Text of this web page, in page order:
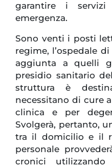
garantire i
emergenza.
Sono venti i posti
regime, l’ospedale
aggiunta a quelli
presidio sanitario
struttura è
necessitano di cure
clinica e per
Svolgerà, pertanto,
tra il domicilio e il
personale
cronici utilizzando